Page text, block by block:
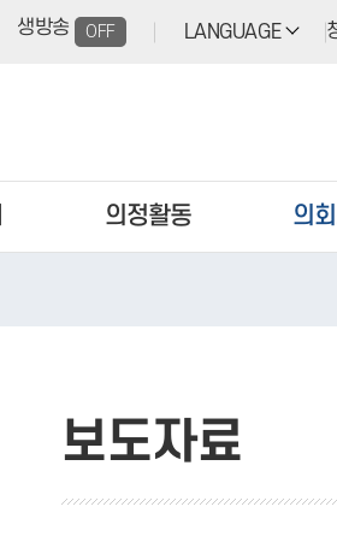
생방송 OFF LANGUAGE
의정활동 의
보도자료